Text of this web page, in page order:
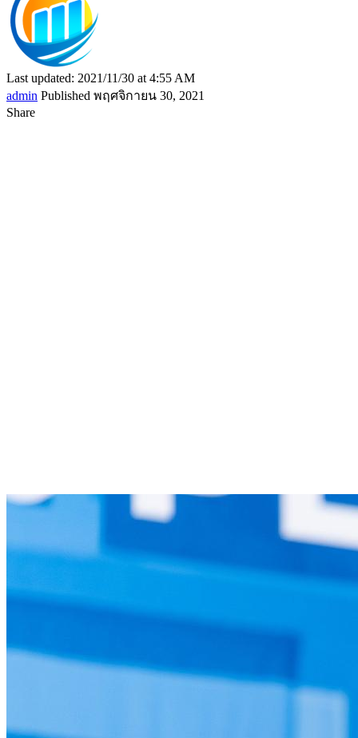
Last updated: 2021/11/30 at 4:55 AM
admin Published พฤศจิกายน 30, 2021
Share